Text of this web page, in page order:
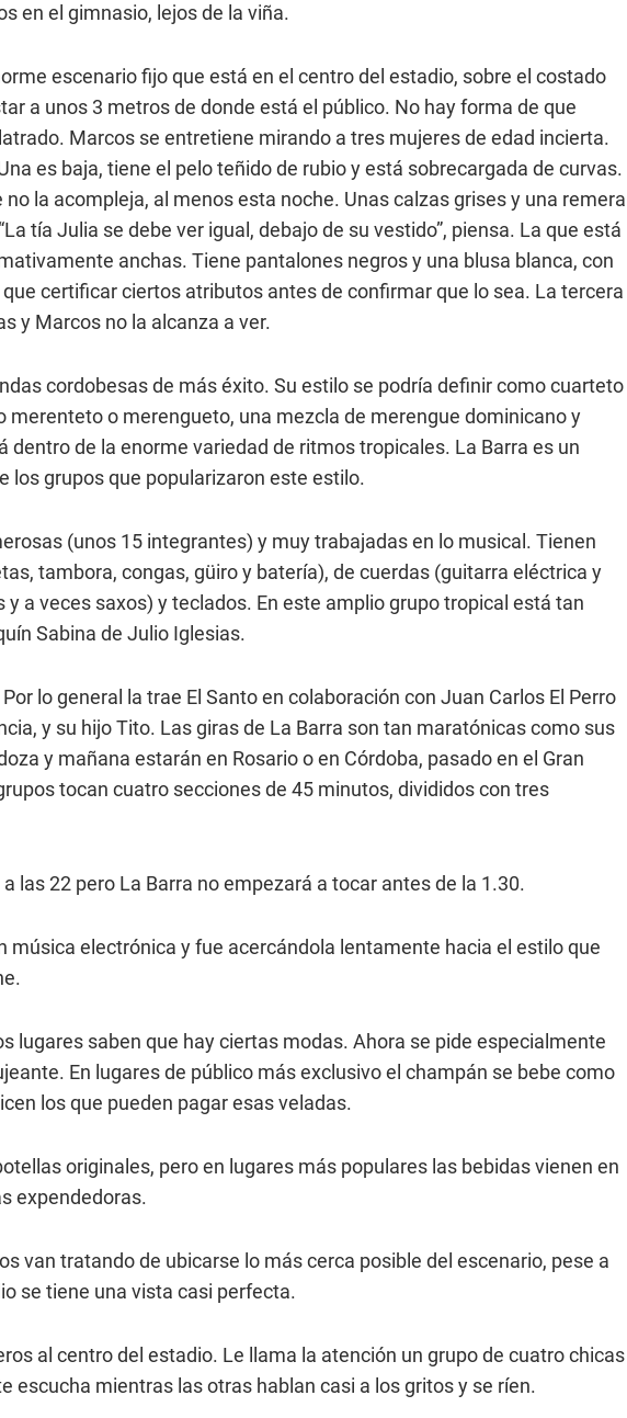
en el gimnasio, lejos de la viña.
escenario fijo que está en el centro del estadio, sobre el costado
a unos 3 metros de donde está el público. No hay forma de que
Marcos se entretiene mirando a tres mujeres de edad incierta.
es baja, tiene el pelo teñido de rubio y está sobrecargada de curvas.
la acompleja, al menos esta noche. Unas calzas grises y una remera
tía Julia se debe ver igual, debajo de su vestido”, piensa. La que está
anchas. Tiene pantalones negros y una blusa blanca, con
certificar ciertos atributos antes de confirmar que lo sea. La tercera
y Marcos no la alcanza a ver.
cordobesas de más éxito. Su estilo se podría definir como cuarteto
merenteto o merengueto, una mezcla de merengue dominicano y
dentro de la enorme variedad de ritmos tropicales. La Barra es un
los grupos que popularizaron este estilo.
(unos 15 integrantes) y muy trabajadas en lo musical. Tienen
tambora, congas, güiro y batería), de cuerdas (guitarra eléctrica y
a veces saxos) y teclados. En este amplio grupo tropical está tan
Sabina de Julio Iglesias.
lo general la trae El Santo en colaboración con Juan Carlos El Perro
y su hijo Tito. Las giras de La Barra son tan maratónicas como sus
y mañana estarán en Rosario o en Córdoba, pasado en el Gran
tocan cuatro secciones de 45 minutos, divididos con tres
las 22 pero La Barra no empezará a tocar antes de la 1.30.
música electrónica y fue acercándola lentamente hacia el estilo que
lugares saben que hay ciertas modas. Ahora se pide especialmente
En lugares de público más exclusivo el champán se bebe como
los que pueden pagar esas veladas.
originales, pero en lugares más populares las bebidas vienen en
expendedoras.
van tratando de ubicarse lo más cerca posible del escenario, pese a
se tiene una vista casi perfecta.
al centro del estadio. Le llama la atención un grupo de cuatro chicas
escucha mientras las otras hablan casi a los gritos y se ríen.